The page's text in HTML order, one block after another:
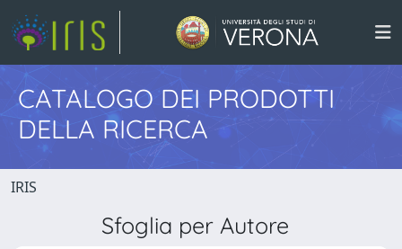
CATALOGO DEI PRODOTTI
DELLA RICERCA
IRIS
Sfoglia per Autore